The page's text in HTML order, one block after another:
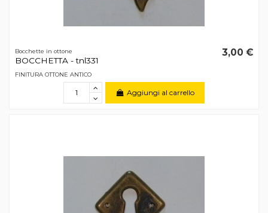
Bocchette in ottone
BOCCHETTA - tnl331
3,00 €
FINITURA OTTONE ANTICO
Aggiungi al carrello